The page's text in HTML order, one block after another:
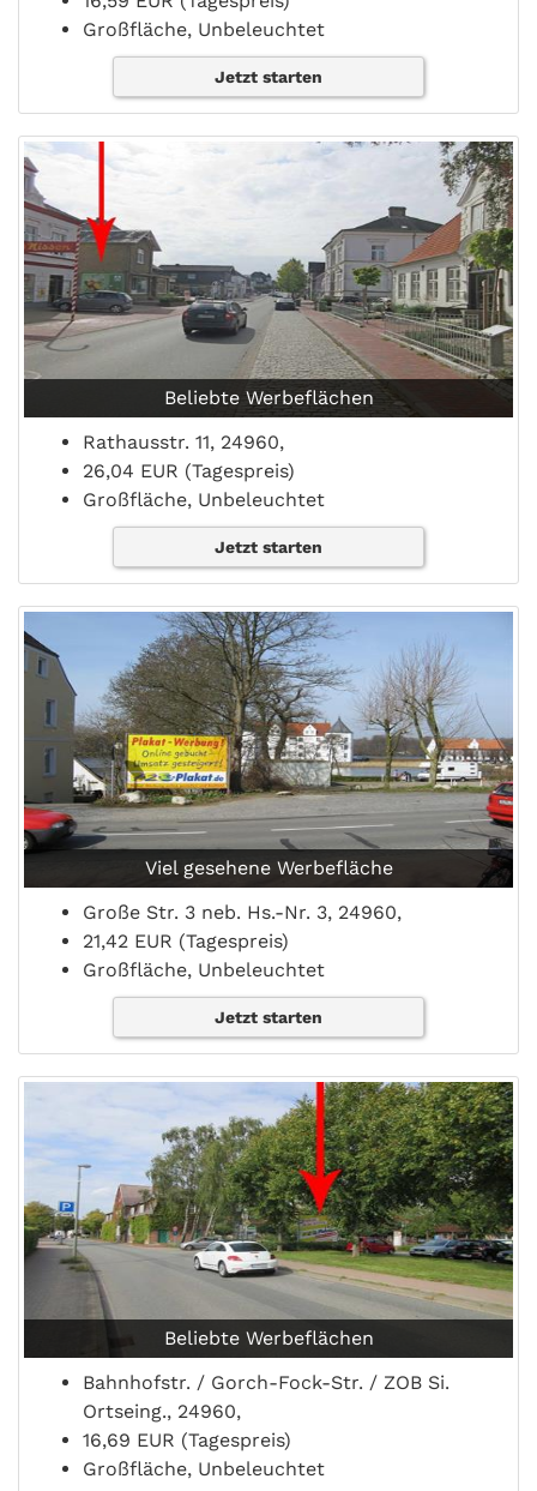
Großfläche, Unbeleuchtet
Jetzt starten
Beliebte Werbeflächen
Rathausstr. 11, 24960,
26,04 EUR (Tagespreis)
Großfläche, Unbeleuchtet
Jetzt starten
Viel gesehene Werbefläche
Große Str. 3 neb. Hs.-Nr. 3, 24960,
21,42 EUR (Tagespreis)
Großfläche, Unbeleuchtet
Jetzt starten
Beliebte Werbeflächen
Bahnhofstr. / Gorch-Fock-Str. / ZOB Si.
Ortseing., 24960,
16,69 EUR (Tagespreis)
Großfläche, Unbeleuchtet